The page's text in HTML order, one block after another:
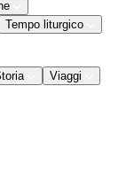
Tempo liturgico
Viaggi